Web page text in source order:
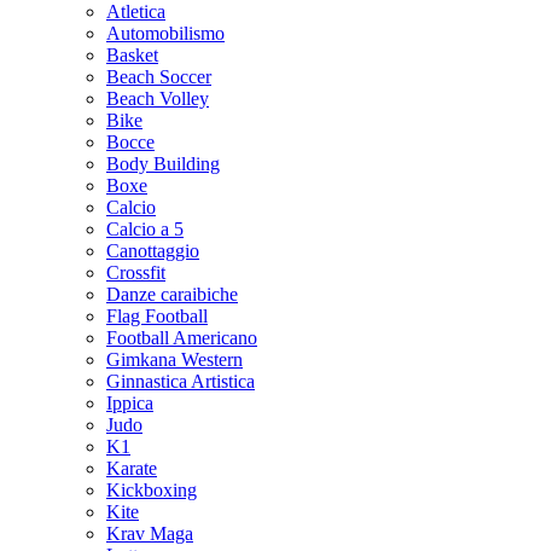
Atletica
Automobilismo
Basket
Beach Soccer
Beach Volley
Bike
Bocce
Body Building
Boxe
Calcio
Calcio a 5
Canottaggio
Crossfit
Danze caraibiche
Flag Football
Football Americano
Gimkana Western
Ginnastica Artistica
Ippica
Judo
K1
Karate
Kickboxing
Kite
Krav Maga